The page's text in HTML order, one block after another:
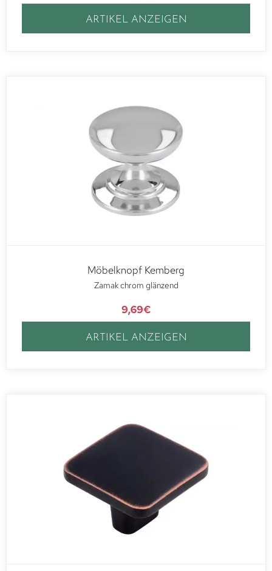
ARTIKEL ANZEIGEN
Möbelknopf Kemberg
Zamak chrom glänzend
9,69€
ARTIKEL ANZEIGEN